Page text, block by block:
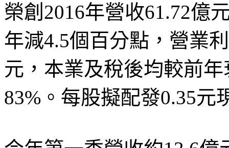
榮創2016年營收61.72億
年減4.5個百分點，營業
元，本業及稅後均較前
83%。每股擬配發0.35元